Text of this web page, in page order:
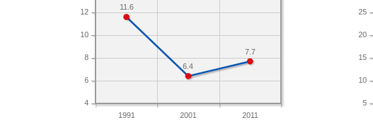
1991 2001 2011
4
6
8
10
12
7.7
6.4
11.6
5
10
15
20
25